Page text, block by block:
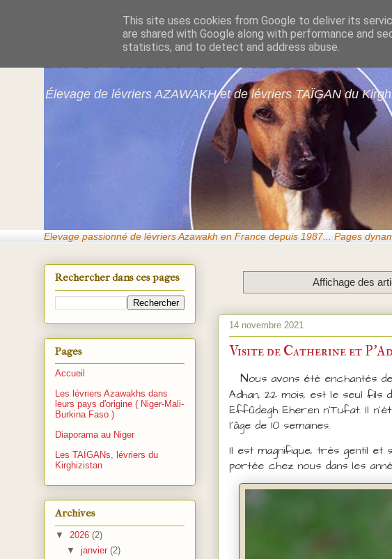
Azawakhs & Taïgans
Élevage de lévriers AZAWAKH et de lévriers TAÏGAN du
Elevage passionné de lévriers Azawakh en France depuis 1987.. . Pages
Affichage des
14 novembre 2021
Visite de Catherine et
Nous avons été enchantés
Adhan, 22 mois, est le seul fils
Effûdegh Eheren n'Tufat. Il
l'âge de 10 semaines.
Il est magnifique, très gentil
portée chez nous dans les
Rechercher dans ces pages
Pages
Accueil
Les lévriers Azawakhs dans
leurs pays d'origine ( Niger-Mali-
Burkina Faso )
Diaporama au Niger
Les TAÏGANs, lévriers du
Kirghizistan
Archives
▼ 2026 (2)
▼ janvier (2)
This site uses cookies from Google to deliver its
are shared with Google along with performance and
statistics, and to detect and address abuse.